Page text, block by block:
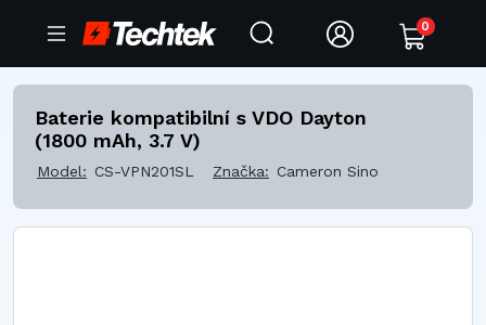
0
Baterie kompatibilní s VDO Dayton
(1800 mAh, 3.7 V)
Model: CS-VPN201SL Značka: Cameron Sino